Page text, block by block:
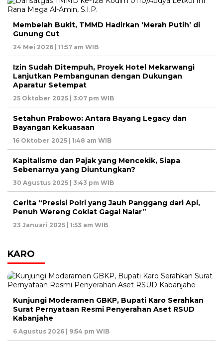
Membelah Bukit, TMMD Hadirkan ‘Merah Putih’ di
Gunung Cut
24 Mei 2026 | 11:57 am WIB
Izin Sudah Ditempuh, Proyek Hotel Mekarwangi
Lanjutkan Pembangunan dengan Dukungan
Aparatur Setempat
25 Oktober 2025 | 3:07 pm WIB
Setahun Prabowo: Antara Bayang Legacy dan
Bayangan Kekuasaan
16 Oktober 2025 | 1:48 am WIB
Kapitalisme dan Pajak yang Mencekik, Siapa
Sebenarnya yang Diuntungkan?
30 Agustus 2025 | 3:43 pm WIB
Cerita “Presisi Polri yang Jauh Panggang dari Api,
Penuh Wereng Coklat Gagal Nalar”
23 Januari 2025 | 1:53 am WIB
KARO
Kunjungi Moderamen GBKP, Bupati Karo Serahkan
Surat Pernyataan Resmi Penyerahan Aset RSUD
Kabanjahe
6 Agustus 2026 | 9:54 pm WIB